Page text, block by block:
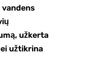
užkerta
užtikrina